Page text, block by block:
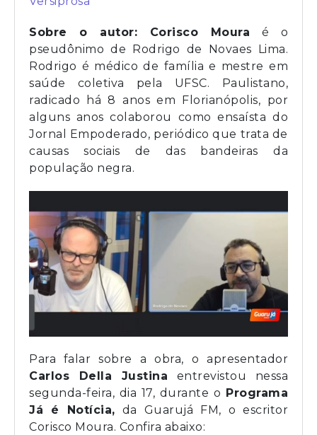
Sobre o autor: Corisco Moura é o
pseudônimo de Rodrigo de Novaes Lima.
Rodrigo é médico de família e mestre em
saúde coletiva pela UFSC. Paulistano,
radicado há 8 anos em Florianópolis, por
alguns anos colaborou como ensaísta do
Jornal Empoderado, periódico que trata de
causas sociais de das bandeiras da
população negra.
Para falar sobre a obra, o apresentador
Carlos Della Justina entrevistou nessa
segunda-feira, dia 17, durante o Programa
Já é Notícia, da Guarujá FM, o escritor
Corisco Moura. Confira abaixo: